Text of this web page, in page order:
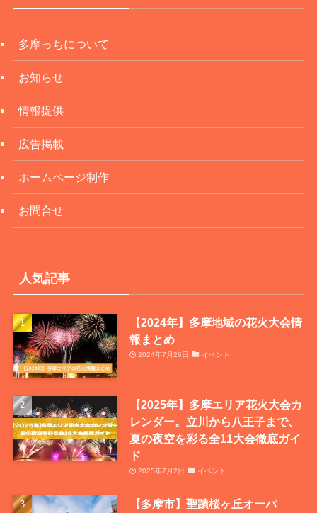
多摩っちについて
お知らせ
情報提供
広告掲載
ホームページ制作
お問合せ
人気記事
【2024年】多摩地域の花火大会情
報まとめ
2024年7月26日 イベント
【2025年】多摩エリア花火大会カ
レンダー。立川から八王子まで、
夏の夜空を彩る全11大会徹底ガイ
ド
2025年7月2日 イベント
【多摩市】聖蹟桜ヶ丘オーパ